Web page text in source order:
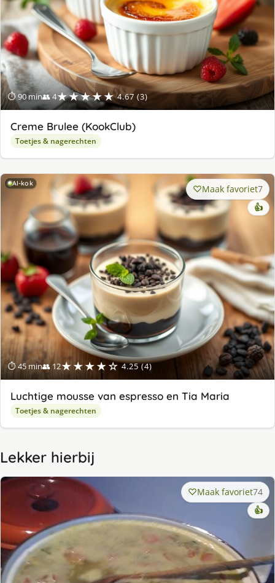
⏱ 90 min👥 4★★★★★ 4.67 (3)
Creme Brulee (KookClub)
Toetjes & nagerechten
AI-kok
⏱ 45 min👥 12★★★★☆ 4.25 (4)
Maak favoriet7
👍
Luchtige mousse van espresso en Tia Maria
Toetjes & nagerechten
Lekker hierbij
Maak favoriet74
👍